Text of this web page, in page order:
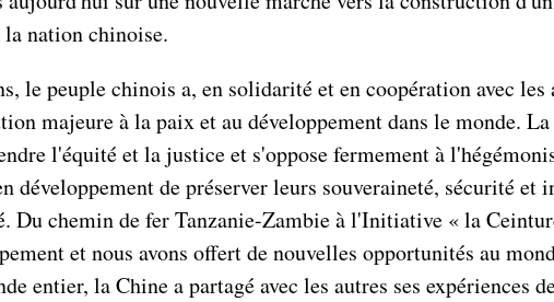
la nation chinoise.
le peuple chinois a, en solidarité et en coopération avec
majeure à la paix et au développement dans le monde.
l'équité et la justice et s'oppose fermement à
développement de préserver leurs souveraineté, sécurité
Du chemin de fer Tanzanie-Zambie à l'Initiative « la
et nous avons offert de nouvelles opportunités au
entier, la Chine a partagé avec les autres ses